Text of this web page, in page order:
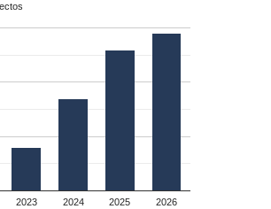
2023 2024 2025 2026